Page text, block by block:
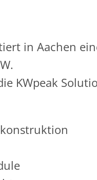
in Aachen
KWpeak